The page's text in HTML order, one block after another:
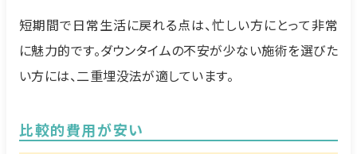
短期間で日常生活に戻れる点は、忙しい方にとって非常
に魅力的です。ダウンタイムの不安が少ない施術を選びた
い方には、二重埋没法が適しています。
比較的費用が安い